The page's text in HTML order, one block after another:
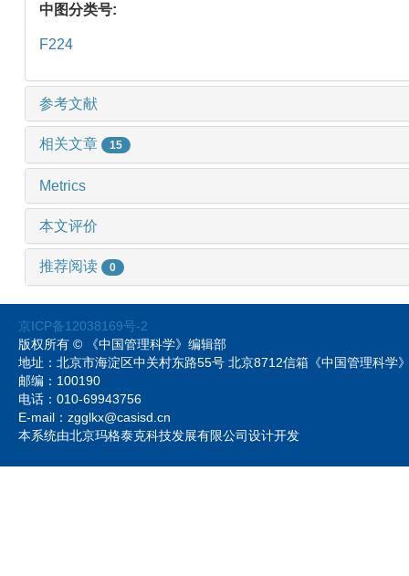
中图分类号:
F224
参考文献
相关文章 15
Metrics
本文评价
推荐阅读 0
京ICP备12038169号-2
版权所有 © 《中国管理科学》编辑部
地址：北京市海淀区中关村东路55号 北京8712信箱《中国管理科
邮编：100190
电话：010-69943756
E-mail：zgglkx@casisd.cn
本系统由北京玛格泰克科技发展有限公司设计开发